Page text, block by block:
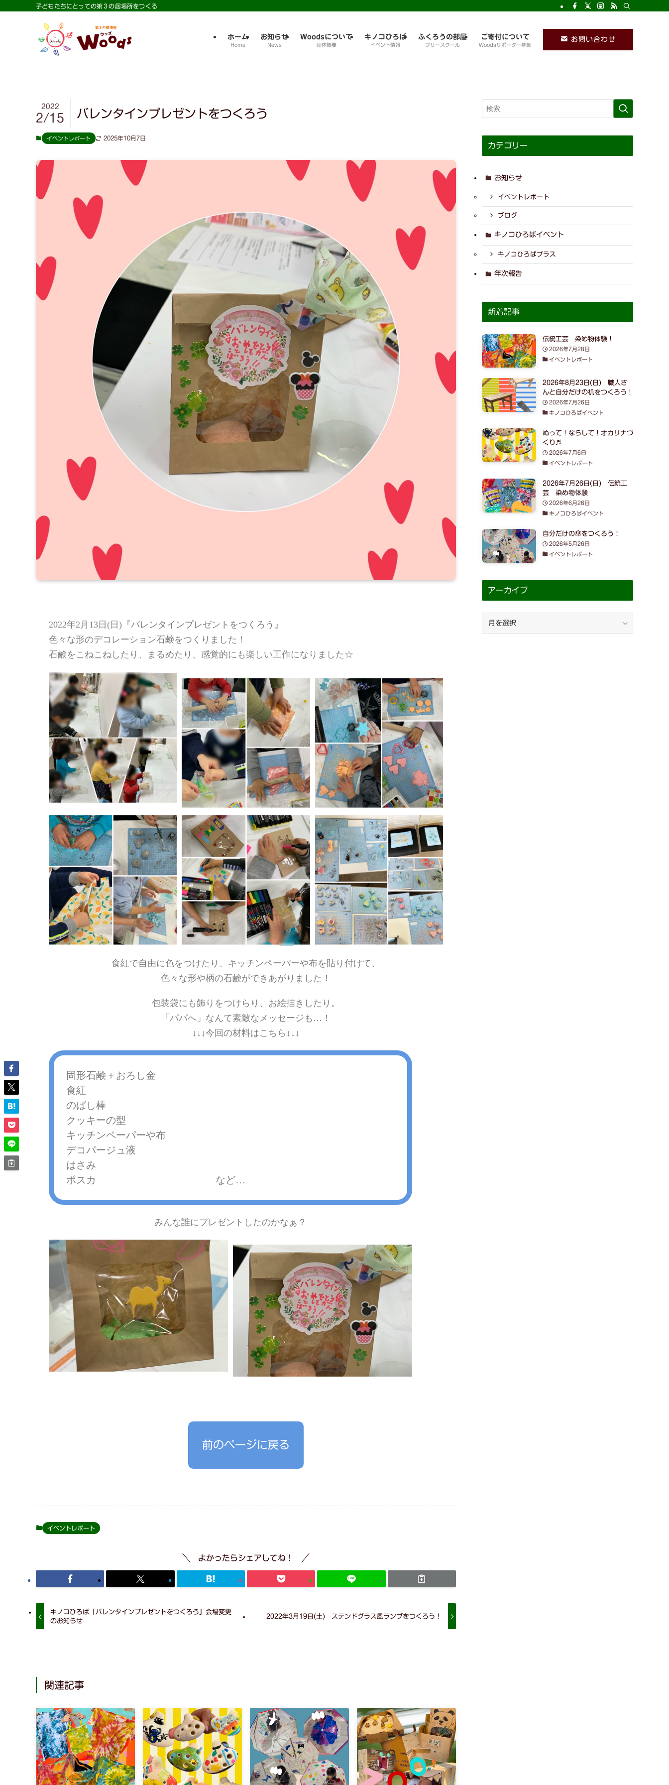
子どもたちにとっての第３の居場所をつくる
ホーム
Home
お知らせ
News
Woodsについて
団体概要
キノコひろば
イベント情報
ふくろうの部屋
フリースクール
ご寄付について
Woodsサポーター募集
お問い合わせ
バレンタインプレゼントをつくろう
2022
2/15
イベントレポート 2025年10月7日
2022年2月13日(日)『バレンタインプレゼントをつくろう』
色々な形のデコレーション石鹸をつくりました！
石鹸をこねこねしたり、まるめたり、感覚的にも楽しい工作になりました☆
食紅で自由に色をつけたり、キッチンペーパーや布を貼り付けて、
色々な形や柄の石鹸ができあがりました！
包装袋にも飾りをつけらり、お絵描きしたり。
「パパへ」なんて素敵なメッセージも…！
↓↓↓今回の材料はこちら↓↓↓
固形石鹸＋おろし金
食紅
のばし棒
クッキーの型
キッチンペーパーや布
デコパージュ液
はさみ
ポスカ など…
みんな誰にプレゼントしたのかなぁ？
前のページに戻る
イベントレポート
よかったらシェアしてね！
キノコひろば「バレンタインプレゼントをつくろう」会場変更
のお知らせ
2022年3月19日(土) ステンドグラス風ランプをつくろう！
関連記事
カテゴリー
お知らせ
イベントレポート
ブログ
キノコひろばイベント
キノコひろばプラス
年次報告
新着記事
伝統工芸 染め物体験！
2026年7月28日
イベントレポート
2026年8月23日(日) 職人さ
んと自分だけの机をつくろう！
2026年7月26日
キノコひろばイベント
ぬって！ならして！オカリナづ
くり♬
2026年7月6日
イベントレポート
2026年7月26日(日) 伝統工
芸 染め物体験
2026年6月26日
キノコひろばイベント
自分だけの傘をつくろう！
2026年5月26日
イベントレポート
アーカイブ